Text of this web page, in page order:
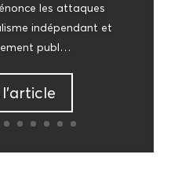
les attaques
indé­pen­dant et
publ…